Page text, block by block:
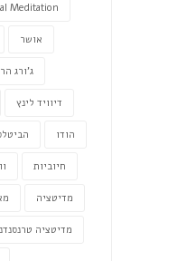
Meditation
אושר
ג'ורג
דיוויד לינץ
הודו
חיוביות
מדיטציה
מדיטציה